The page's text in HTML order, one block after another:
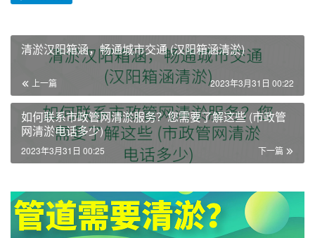
清淤汉阳箱涵，畅通城市交通 (汉阳箱涵清淤)
上一篇 2023年3月31日 00:22
如何联系市政管网清淤服务？您需要了解这些 (市政管
网清淤电话多少)
下一篇
2023年3月31日 00:25